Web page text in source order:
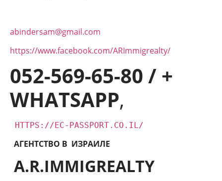
abindersam@gmail.com
https://www.facebook.com/ARImmigrealty/
052-569-65-80 / +
WHATSAPP,
HTTPS://EC-PASSPORT.CO.IL/
АГЕНТСТВО В ИЗРАИЛЕ
A.R.IMMIGREALTY